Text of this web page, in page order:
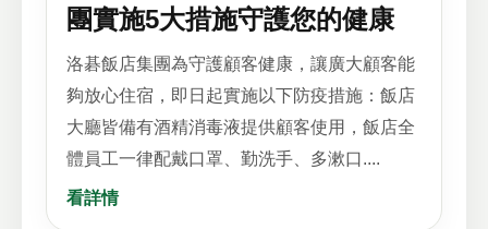
團實施5大措施守護您的健康
洛碁飯店集團為守護顧客健康，讓廣大顧客能
夠放心住宿，即日起實施以下防疫措施：飯店
大廳皆備有酒精消毒液提供顧客使用，飯店全
體員工一律配戴口罩、勤洗手、多漱口....
看詳情